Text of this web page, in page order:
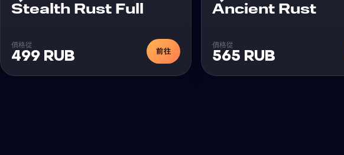
Stealth Rust Full
價格從
499 RUB 前往
Ancient Rust外挂
價格從
565 RUB